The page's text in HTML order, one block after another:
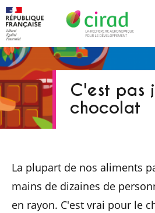
C'est pas
chocolat
La plupart de nos aliments
mains de dizaines de
en rayon. C'est vrai pour le